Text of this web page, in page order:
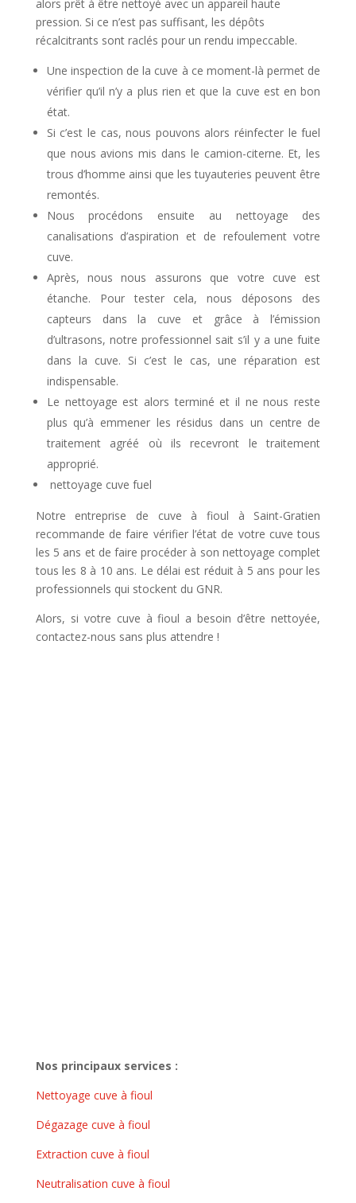
alors prêt à être nettoyé avec un appareil haute
pression. Si ce n’est pas suffisant, les dépôts
récalcitrants sont raclés pour un rendu impeccable.
Une inspection de la cuve à ce moment-là permet de
vérifier qu’il n’y a plus rien et que la cuve est en bon
état.
Si c’est le cas, nous pouvons alors réinfecter le fuel
que nous avions mis dans le camion-citerne. Et, les
trous d’homme ainsi que les tuyauteries peuvent être
remontés.
Nous procédons ensuite au nettoyage des
canalisations d’aspiration et de refoulement votre
cuve.
Après, nous nous assurons que votre cuve est
étanche. Pour tester cela, nous déposons des
capteurs dans la cuve et grâce à l’émission
d’ultrasons, notre professionnel sait s’il y a une fuite
dans la cuve. Si c’est le cas, une réparation est
indispensable.
Le nettoyage est alors terminé et il ne nous reste
plus qu’à emmener les résidus dans un centre de
traitement agréé où ils recevront le traitement
approprié.
nettoyage cuve fuel
Notre entreprise de cuve à fioul à Saint-Gratien
recommande de faire vérifier l’état de votre cuve tous
les 5 ans et de faire procéder à son nettoyage complet
tous les 8 à 10 ans. Le délai est réduit à 5 ans pour les
professionnels qui stockent du GNR.
Alors, si votre cuve à fioul a besoin d’être nettoyée,
contactez-nous sans plus attendre !
Nos principaux services :
Nettoyage cuve à fioul
Dégazage cuve à fioul
Extraction cuve à fioul
Neutralisation cuve à fioul